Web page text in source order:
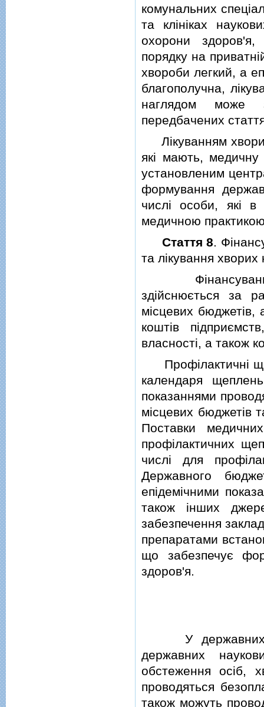
комунальних
та клiнiках
охорони здоров'я,
порядку на
хвороби легкий, а
благополучна,
наглядом може
передбачених
Лiкуванням
якi мають, медичну
установленим
формування
числi особи, якi в
медичною
Стаття 8 .
та лiкування
Фiнансування
здiйснюється за
мiсцевих бюджетiв,
коштiв
власностi, а також
Профiлактичнi
календаря
показаннями
мiсцевих бюджетiв
Поставки
профiлактичних
числi для
Державного
епiдемiчними
також iнших
забезпечення
препаратами
що забезпечує
здоров'я.
У державних i
державних
обстеження осiб,
проводяться
також можуть